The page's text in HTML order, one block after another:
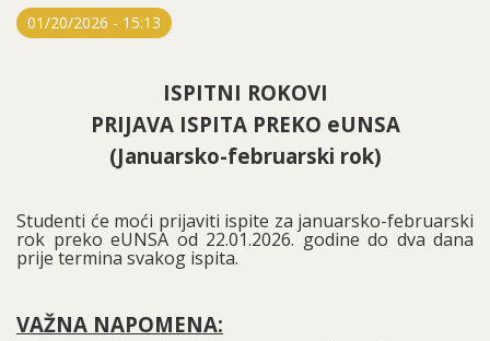
01/20/2026 - 15:13
ISPITNI ROKOVI
PRIJAVA ISPITA PREKO eUNSA
(Januarsko-februarski rok)
Studenti će moći prijaviti ispite za januarsko-februarski
rok preko eUNSA od 22.01.2026. godine do dva dana
prije termina svakog ispita.
VAŽNA NAPOMENA: